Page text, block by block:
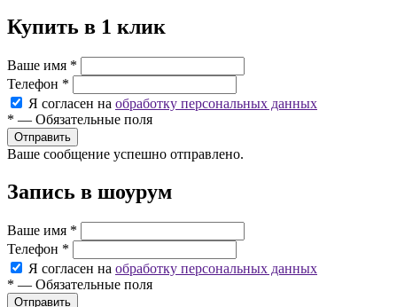
Купить в 1 клик
Ваше имя *
Телефон *
Я согласен на обработку персональных данных
* — Обязательные поля
Ваше сообщение успешно отправлено.
Запись в шоурум
Ваше имя *
Телефон *
Я согласен на обработку персональных данных
* — Обязательные поля